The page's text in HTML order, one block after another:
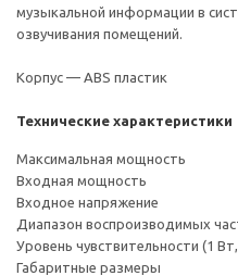
музыкальной информации в
озвучивания помещений.
Корпус — ABS пластик
Технические характеристики
Максимальная мощность
Входная мощность
Входное напряжение
Диапазон воспроизводимых
Уровень чувствительности (1
Габаритные размеры